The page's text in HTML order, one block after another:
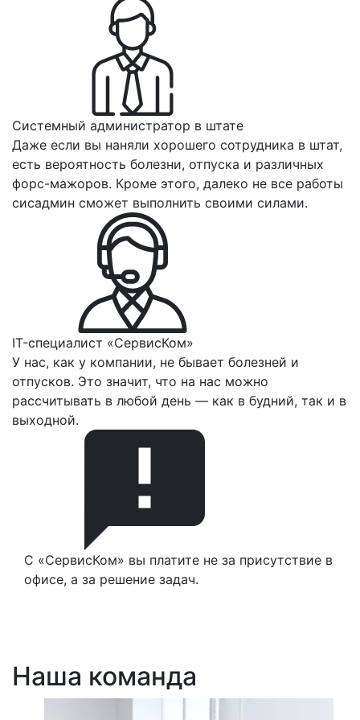
Системный администратор в штате
Даже если вы наняли хорошего сотрудника в штат,
есть вероятность болезни, отпуска и различных
форс-мажоров. Кроме этого, далеко не все работы
сисадмин сможет выполнить своими силами.
IT-специалист «СервисКом»
У нас, как у компании, не бывает болезней и
отпусков. Это значит, что на нас можно
рассчитывать в любой день — как в будний, так и в
выходной.
С «СервисКом» вы платите не за присутствие в
офисе, а за решение задач.
Наша команда